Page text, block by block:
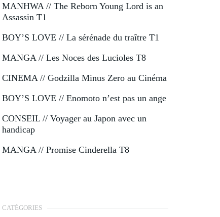
MANHWA // The Reborn Young Lord is an
Assassin T1
BOY’S LOVE // La sérénade du traître T1
MANGA // Les Noces des Lucioles T8
CINEMA // Godzilla Minus Zero au Cinéma
BOY’S LOVE // Enomoto n’est pas un ange
CONSEIL // Voyager au Japon avec un
handicap
MANGA // Promise Cinderella T8
CATÉGORIES